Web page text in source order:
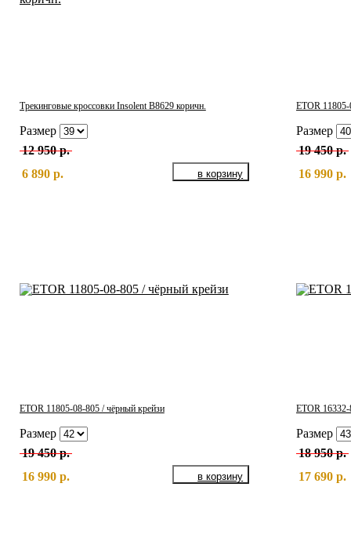
Трекинговые кроссовки Insolent B8629 коричн.
Размер
12 950 р.
6 890 р.
ETOR 11805-
Размер
19 450 р.
16 990 р.
ETOR 11805-08-805 / чёрный крейзи
Размер
19 450 р.
16 990 р.
ETOR
Размер
18 950 р.
17 690 р.